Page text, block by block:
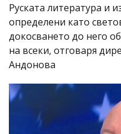
Руската литература и
определени като
докосването до него
на всеки, отговаря
Андонова